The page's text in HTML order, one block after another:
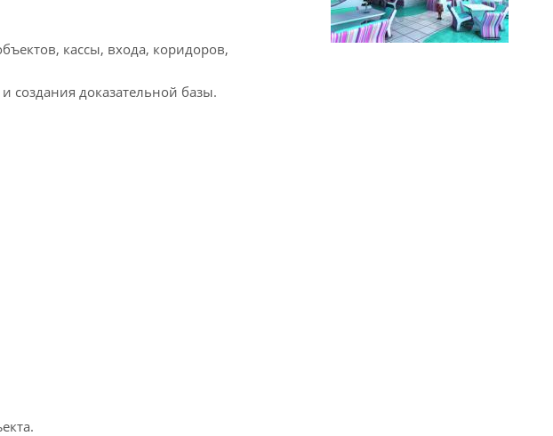
кассы, входа, коридоров,
создания доказательной базы.